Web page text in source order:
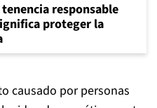
responsable
proteger la
causado por personas